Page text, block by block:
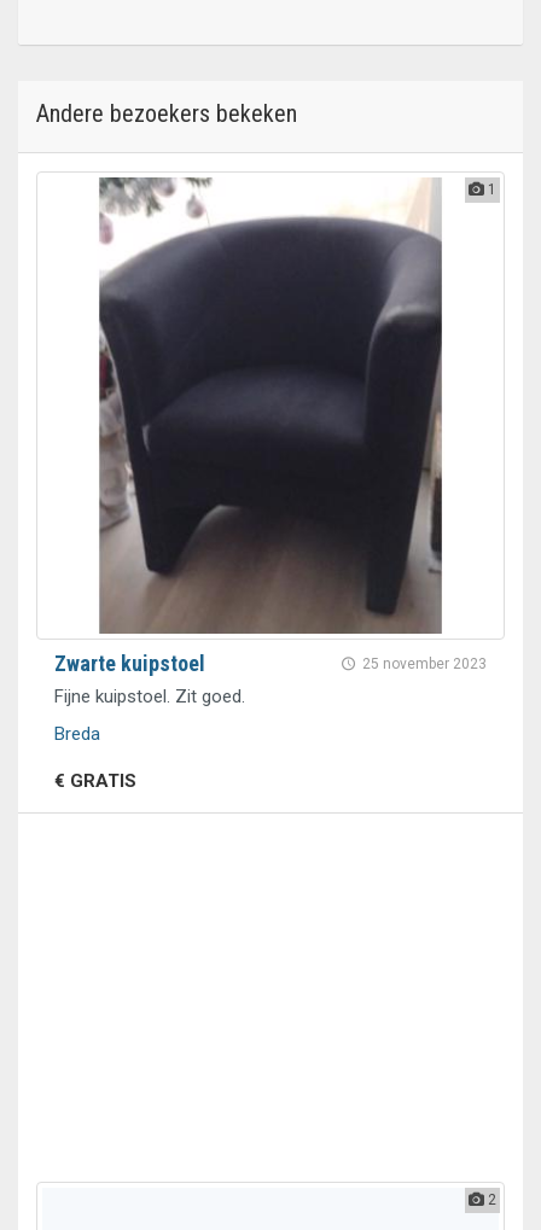
Andere bezoekers bekeken
1
25 november 2023
Zwarte kuipstoel
Fijne kuipstoel. Zit goed.
Breda
€ GRATIS
2